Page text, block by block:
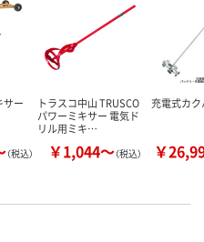
サー
（税込）
トラスコ中山 TRUSCO
パワーミキサー 電気ド
リル用ミキ…
￥1,044～（税込）
充電式カ
￥